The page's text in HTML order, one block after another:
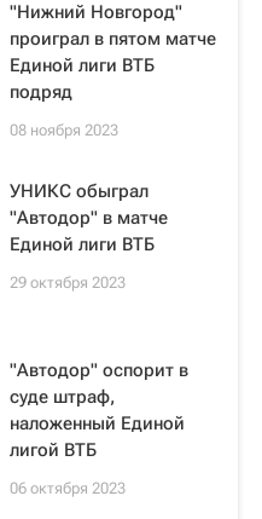
"Нижний Новгород"
проиграл в пятом матче
Единой лиги ВТБ
подряд
08 ноября 2023
УНИКС обыграл
"Автодор" в матче
Единой лиги ВТБ
29 октября 2023
"Автодор" оспорит в
суде штраф,
наложенный Единой
лигой ВТБ
06 октября 2023